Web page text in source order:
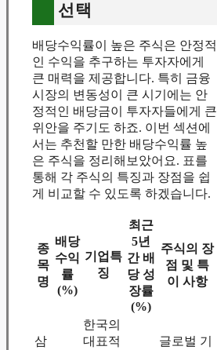
선택
배당수익률이 높은 주식은 안정적
인 수익을 추구하는 투자자에게
큰 매력을 제공합니다. 특히 금융
시장의 변동성이 큰 시기에는 안
정적인 배당금이 투자자들에게 큰
위안을 주기도 하죠. 이번 섹션에
서는 추천할 만한 배당수익률 높
은 주식을 정리해보았어요. 표를
통해 각 주식의 특징과 장점을 쉽
게 비교할 수 있도록 하겠습니다.
종
목
명
배당
수익
률
(%)
기업특
징
최근
5년
간 배
당 성
장률
(%)
주식의 장
점 및 특
이 사항
삼
한국의
대표적
글로벌 기